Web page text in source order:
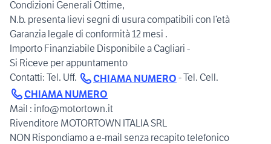
Condizioni Generali Ottime,
N.b. presenta lievi segni di usura compatibili con l’età
Garanzia legale di conformità 12 mesi .
Importo Finanziabile Disponibile a Cagliari -
Si Riceve per appuntamento
Contatti: Tel. Uff.
CHIAMA NUMERO - Tel. Cell.
CHIAMA NUMERO
Mail : info@motortown.it
Rivenditore MOTORTOWN ITALIA SRL
NON Rispondiamo a e-mail senza recapito telefonico